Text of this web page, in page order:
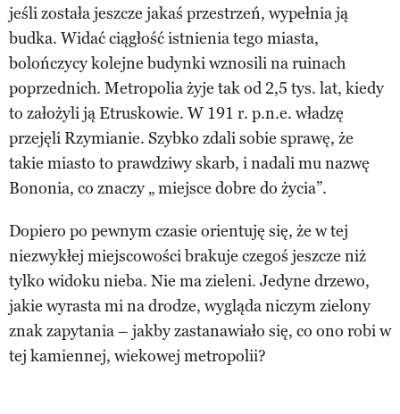
jeśli została jeszcze jakaś przestrzeń, wypełnia ją
budka. Widać ciągłość istnienia tego miasta,
bolończycy kolejne budynki wznosili na ruinach
poprzednich. Metropolia żyje tak od 2,5 tys. lat, kiedy
to założyli ją Etruskowie. W 191 r. p.n.e. władzę
przejęli Rzymianie. Szybko zdali sobie sprawę, że
takie miasto to prawdziwy skarb, i nadali mu nazwę
Bononia, co znaczy „ miejsce dobre do życia”.
Dopiero po pewnym czasie orientuję się, że w tej
niezwykłej miejscowości brakuje czegoś jeszcze niż
tylko widoku nieba. Nie ma zieleni. Jedyne drzewo,
jakie wyrasta mi na drodze, wygląda niczym zielony
znak zapytania – jakby zastanawiało się, co ono robi w
tej kamiennej, wiekowej metropolii?